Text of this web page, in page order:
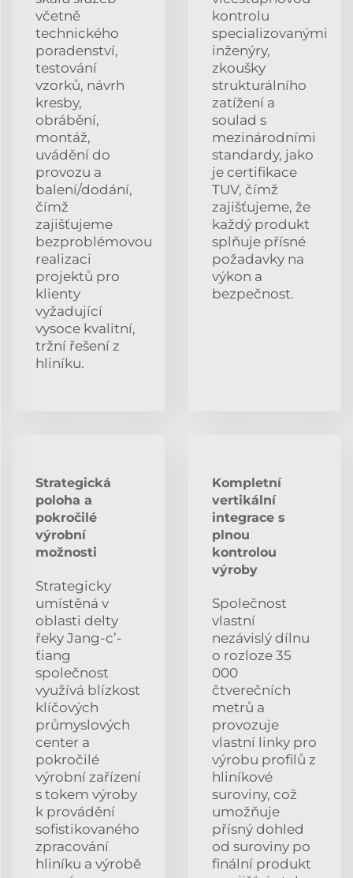
včetně
technického
poradenství,
testování
vzorků, návrh
kresby,
obrábění,
montáž,
uvádění do
provozu a
balení/dodání,
čímž
zajišťujeme
bezproblémovou
realizaci
projektů pro
klienty
vyžadující
vysoce kvalitní,
tržní řešení z
hliníku.
kontrolu
specializovanými
inženýry,
zkoušky
strukturálního
zatížení a
soulad s
mezinárodními
standardy, jako
je certifikace
TUV, čímž
zajišťujeme, že
každý produkt
splňuje přísné
požadavky na
výkon a
bezpečnost.
Strategická
poloha a
pokročilé
výrobní
možnosti
Strategicky
umístěná v
oblasti delty
řeky Jang-c’-
ťiang
společnost
využívá blízkost
klíčových
průmyslových
center a
pokročilé
výrobní zařízení
s tokem výroby
k provádění
sofistikovaného
zpracování
hliníku a výrobě
Kompletní
vertikální
integrace s
plnou
kontrolou
výroby
Společnost
vlastní
nezávislý dílnu
o rozloze 35
000
čtverečních
metrů a
provozuje
vlastní linky pro
výrobu profilů z
hliníkové
suroviny, což
umožňuje
přísný dohled
od suroviny po
finální produkt